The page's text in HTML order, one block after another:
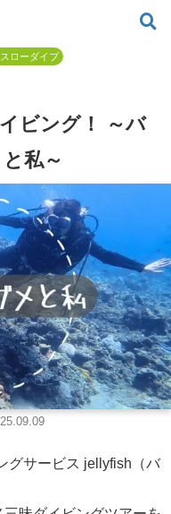
心者専門 ≫
スローダイブ
ビング！ ～バ
私～
グサービス jellyfish（バ